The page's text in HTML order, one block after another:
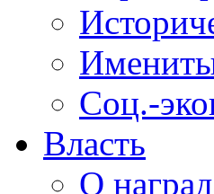
Соц.-
Власть
О